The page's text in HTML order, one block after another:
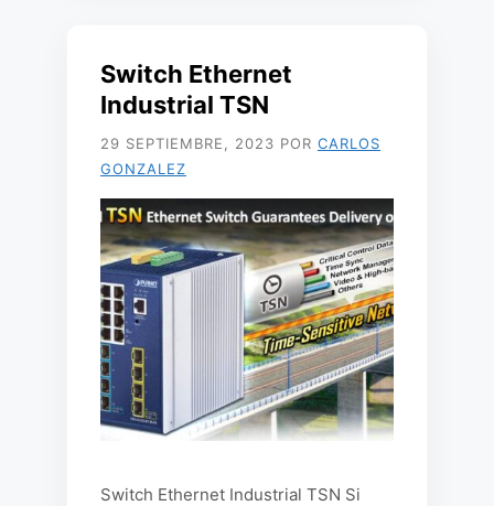
Switch Ethernet
Industrial TSN
29 SEPTIEMBRE, 2023 POR CARLOS
GONZALEZ
Switch Ethernet Industrial TSN Si